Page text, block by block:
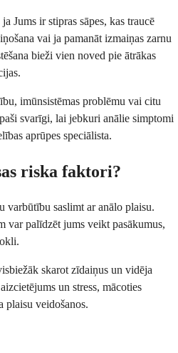
Jums ir stipras sāpes, kas traucē
vai ja pamanāt izmaiņas zarnu
bieži vien noved pie ātrākas
imūnsistēmas problēmu vai citu
svarīgi, lai jebkuri anālie simptomi
aprūpes speciālista.
riska faktori?
saslimt ar anālo plaisu.
var palīdzēt jums veikt pasākumus,
skarot zīdaiņus un vidēja
un stress, mācoties
plaisu veidošanos.